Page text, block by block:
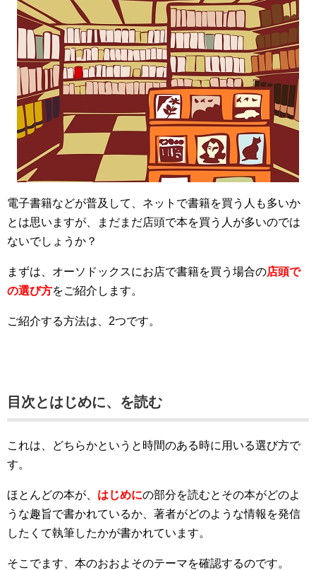
電子書籍などが普及して、ネットで書籍を買う人も多いか
とは思いますが、まだまだ店頭で本を買う人が多いのでは
ないでしょうか？
まずは、オーソドックスにお店で書籍を買う場合の店頭で
の選び方をご紹介します。
ご紹介する方法は、2つです。
目次とはじめに、を読む
これは、どちらかというと時間のある時に用いる選び方で
す。
ほとんどの本が、 はじめにの部分を読むとその本がどのよ
うな趣旨で書かれているか、著者がどのような情報を発信
したくて執筆したかが書かれています。
そこでます、本のおおよそのテーマを確認するのです。